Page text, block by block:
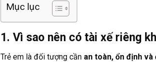
Mục lục
1. Vì sao nên có tài xế riêng
Trẻ em là đối tượng cần an toàn, ổn định và